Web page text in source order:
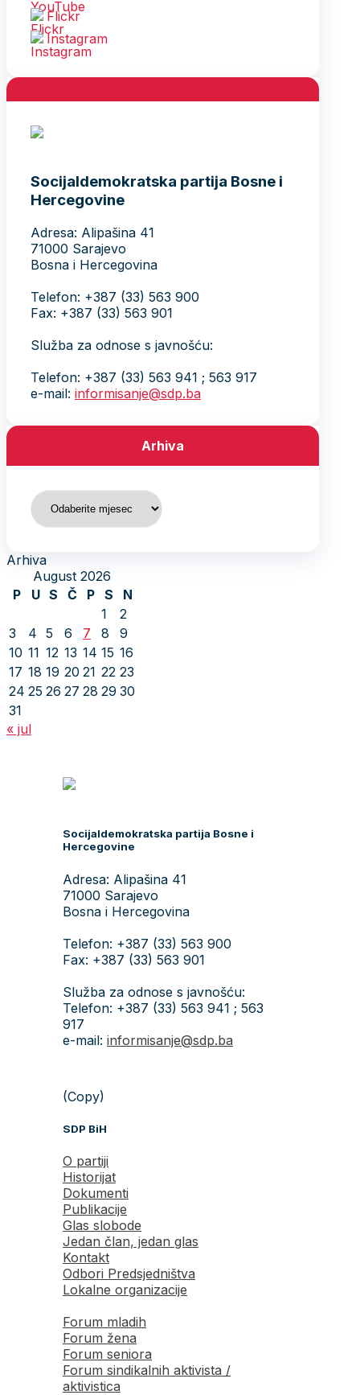
Flickr
Instagram
Socijaldemokratska partija Bosne i
Hercegovine
Adresa: Alipašina 41
71000 Sarajevo
Bosna i Hercegovina
Telefon: +387 (33) 563 900
Fax: +387 (33) 563 901
Služba za odnose s javnošću:
Telefon: +387 (33) 563 941 ; 563 917
e-mail: informisanje@sdp.ba
Arhiva
Arhiva
Arhiva
August 2026
P
U S Č P S
N
1
2
3
4 5 6 7 8
9
10 11 12 13 14 15 16
17 18 19 20 21 22 23
24 25 26 27 28 29 30
31
« jul
Socijaldemokratska partija Bosne i
Hercegovine
Adresa: Alipašina 41
71000 Sarajevo
Bosna i Hercegovina
Telefon: +387 (33) 563 900
Fax: +387 (33) 563 901
Služba za odnose s javnošću:
Telefon: +387 (33) 563 941 ; 563
917
e-mail: informisanje@sdp.ba
(Copy)
SDP BiH
O partiji
Historijat
Dokumenti
Publikacije
Glas slobode
Jedan član, jedan glas
Kontakt
Odbori Predsjedništva
Lokalne organizacije
Forum mladih
Forum žena
Forum seniora
Forum sindikalnih aktivista /
aktivistica